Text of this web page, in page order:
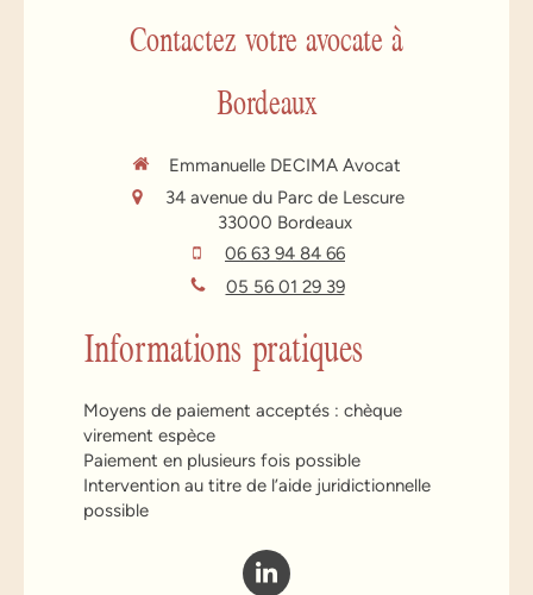
Contactez votre avocate à
Bordeaux
Emmanuelle DECIMA Avocat
34 avenue du Parc de Lescure
33000 Bordeaux
06 63 94 84 66
05 56 01 29 39
Informations pratiques
Moyens de paiement acceptés : chèque
virement espèce
Paiement en plusieurs fois possible
Intervention au titre de l’aide juridictionnelle
possible